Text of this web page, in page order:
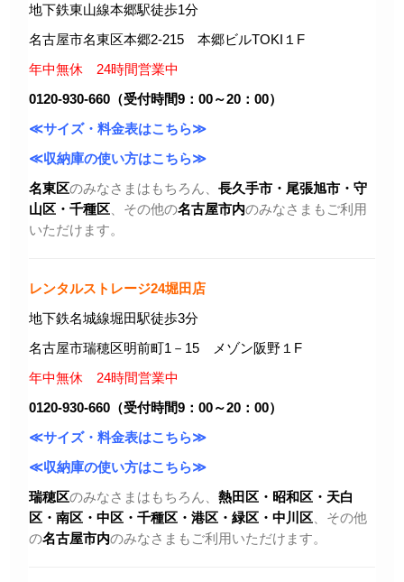
地下鉄東山線本郷駅徒歩1分
名古屋市名東区本郷2-215 本郷ビルTOKI１F
年中無休 24時間営業中
0120-930-660（受付時間9：00～20：00）
≪サイズ・料金表はこちら≫
≪収納庫の使い方はこちら≫
名東区のみなさまはもちろん、 長久手市・尾張旭市 ・守
山区・千種区 、その他の名古屋市内のみなさまもご利用
いただけます。
レンタルストレージ24堀田店
地下鉄名城線堀田駅徒歩3分
名古屋市瑞穂区明前町1－15 メゾン阪野１F
年中無休 24時間営業中
0120-930-660（受付時間9：00～20：00）
≪サイズ・料金表はこちら≫
≪収納庫の使い方はこちら≫
瑞穂区のみなさまはもちろん、 熱田区・昭和区・天白
区・ 南区・中区・千種区・港区・緑区・中川区 、その他
の名古屋市内のみなさまもご利用いただけます。